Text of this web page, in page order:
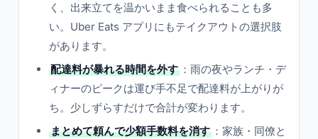
く、出来立てを温かいまま食べられることも多
い。Uber Eats アプリにもテイクアウトの選択肢
があります。
配達料が暴れる時間を外す ：雨の夜やランチ・デ
ィナーのピークは運び手不足で配達料が上がりが
ち。少しずらすだけで合計が変わります。
まとめて頼んで少額手数料を消す ：家族・同僚と